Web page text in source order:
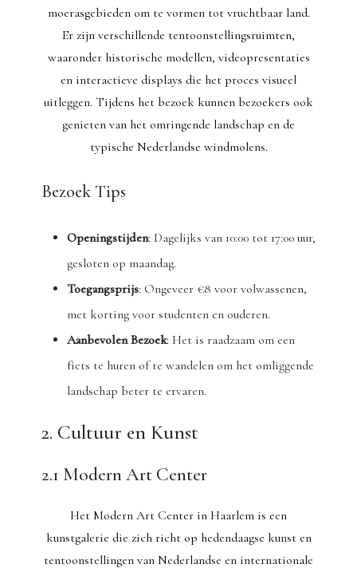
moerasgebieden om te vormen tot vruchtbaar land.
Er zijn verschillende tentoonstellingsruimten,
waaronder historische modellen, videopresentaties
en interactieve displays die het proces visueel
uitleggen. Tijdens het bezoek kunnen bezoekers ook
genieten van het omringende landschap en de
typische Nederlandse windmolens.
Bezoek Tips
Openingstijden: Dagelijks van 10:00 tot 17:00 uur,
gesloten op maandag.
Toegangsprijs: Ongeveer €8 voor volwassenen,
met korting voor studenten en ouderen.
Aanbevolen Bezoek: Het is raadzaam om een
fiets te huren of te wandelen om het omliggende
landschap beter te ervaren.
2. Cultuur en Kunst
2.1 Modern Art Center
Het Modern Art Center in Haarlem is een
kunstgalerie die zich richt op hedendaagse kunst en
tentoonstellingen van Nederlandse en internationale